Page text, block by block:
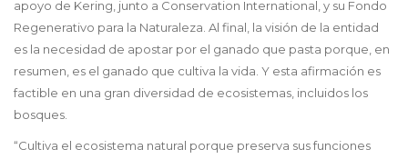
apoyo de Kering, junto a Conservation International, y su Fondo
Regenerativo para la Naturaleza. Al final, la visión de la entidad
es la necesidad de apostar por el ganado que pasta porque, en
resumen, es el ganado que cultiva la vida. Y esta afirmación es
factible en una gran diversidad de ecosistemas, incluidos los
bosques.
“Cultiva el ecosistema natural porque preserva sus funciones